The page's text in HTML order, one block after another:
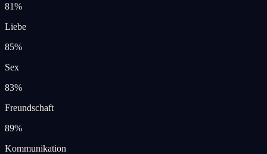
81%
Liebe
85%
Sex
83%
Freundschaft
89%
Kommunikation